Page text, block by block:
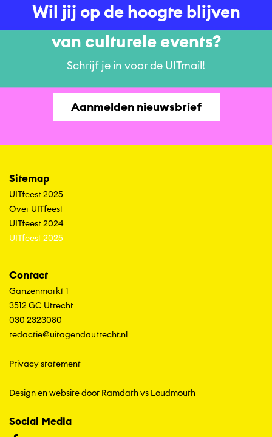
Wil jij op de hoogte blijven
van culturele events?
Schrijf je in voor de UITmail!
Aanmelden nieuwsbrief
Sitemap
UITfeest 2025
Over UITfeest
UITfeest 2024
UITfeest 2025
Contact
Ganzenmarkt 1
3512 GC Utrecht
030 2323080
redactie@uitagendautrecht.nl
Privacy statement
Design en website door Ramdathvs Loudmouth
Social Media